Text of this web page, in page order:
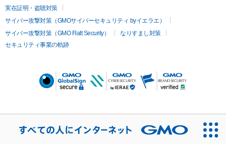
実在証明・盗聴対策
サイバー攻撃対策（GMOサイバーセキュリティ byイエラエ）
サイバー攻撃対策（GMO Flatt Security）
なりすまし対策
セキュリティ事業の軌跡